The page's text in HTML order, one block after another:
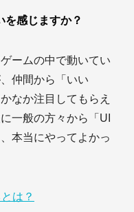
を感じますか？
ームの中で動いてい
仲間から「いい
なか注目してもらえ
一般の方々から「UI
本当にやってよかっ
は？